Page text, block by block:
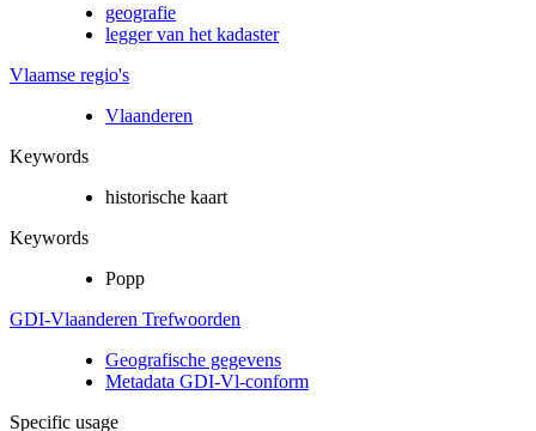
geografie
legger van het kadaster
Vlaamse regio's
Vlaanderen
Keywords
historische kaart
Keywords
Popp
GDI-Vlaanderen Trefwoorden
Geografische gegevens
Metadata GDI-Vl-conform
Specific usage